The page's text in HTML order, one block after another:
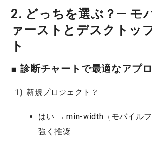
2. どっちを選ぶ？— モ
ァーストとデスクトッ
ト
■ 診断チャートで最適なアプ
新規プロジェクト？
はい →min-width（モバイルフ
強く推奨